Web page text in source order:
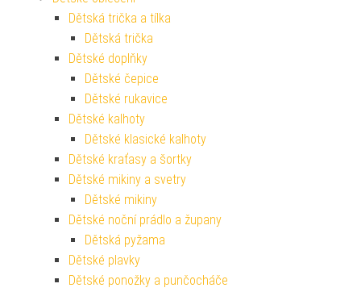
Dětská trička a tílka
Dětská trička
Dětské doplňky
Dětské čepice
Dětské rukavice
Dětské kalhoty
Dětské klasické kalhoty
Dětské kraťasy a šortky
Dětské mikiny a svetry
Dětské mikiny
Dětské noční prádlo a župany
Dětská pyžama
Dětské plavky
Dětské ponožky a punčocháče